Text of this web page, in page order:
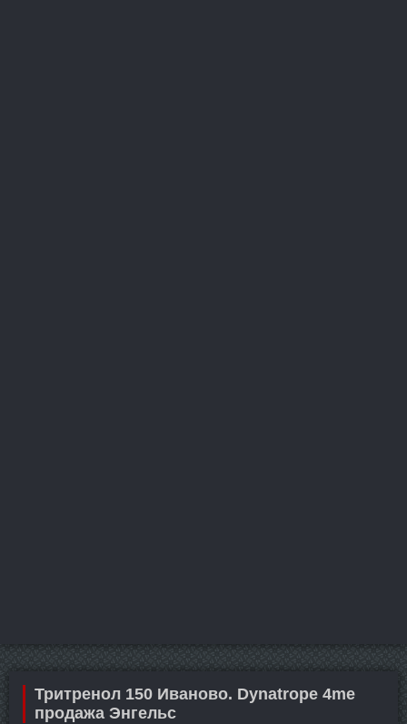
Тритренол 150 Иваново. Dynatrope 4me
продажа Энгельс